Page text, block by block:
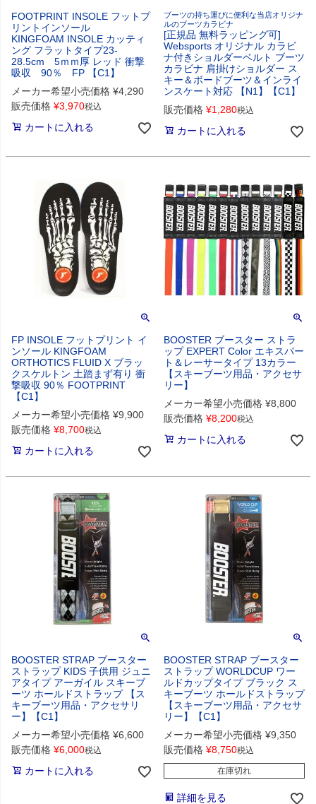
FOOTPRINT INSOLE フットプ
リントインソール
KINGFOAM INSOLE カッティ
ング フラットタイプ23-
28.5cm 5ｍｍ厚 レッド 衝撃
吸収 90％ FP 【C1】
メーカー希望小売価格 ¥4,290
販売価格 ¥3,970税込
カートに入れる
ブーツの持ち運びに便利な当店オリジナ
ルのブーツカラビナ
[正規品 無料ラッピング可]
Websports オリジナル カラビ
ナ付きショルダーベルト ブーツ
カラビナ 肩掛けショルダー ス
キー＆ボードブーツ＆インライ
ンスケート対応 【N1】【C1】
販売価格 ¥1,280税込
カートに入れる
FP INSOLE フットプリント イ
ンソール KINGFOAM
ORTHOTICS FLUID X ブラッ
クスケルトン 土踏まず有り 衝
撃吸収 90％ FOOTPRINT
【C1】
メーカー希望小売価格 ¥9,900
販売価格 ¥8,700税込
カートに入れる
BOOSTER ブースター ストラ
ップ EXPERT Color エキスパー
ト＆レーサータイプ 13カラー
【スキーブーツ用品・アクセサ
リー】
メーカー希望小売価格 ¥8,800
販売価格 ¥8,200税込
カートに入れる
BOOSTER STRAP ブースター
ストラップ KIDS 子供用 ジュニ
アタイプ アーガイル スキーブ
ーツ ホールドストラップ 【ス
キーブーツ用品・アクセサリ
ー】【C1】
メーカー希望小売価格 ¥6,600
販売価格 ¥6,000税込
カートに入れる
BOOSTER STRAP ブースター
ストラップ WORLDCUP ワー
ルドカップタイプ ブラック ス
キーブーツ ホールドストラップ
【スキーブーツ用品・アクセサ
リー】【C1】
メーカー希望小売価格 ¥9,350
販売価格 ¥8,750税込
在庫切れ
詳細を見る